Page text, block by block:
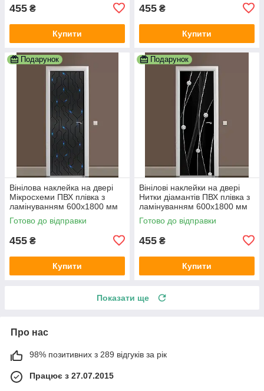
455 ₴
Купити
455 ₴
Купити
Подарунок
Вінілова наклейка на двері
Мікросхеми ПВХ плівка з
ламінуванням 600х1800 мм
Абстракція Чорний
Готово до відправки
455 ₴
Купити
Подарунок
Вінілові наклейки на двері
Нитки діамантів ПВХ плівка з
ламінуванням 600х1800 мм
Абстракція Чорний
Готово до відправки
455 ₴
Купити
Показати ще
Про нас
98% позитивних з 289 відгуків за рік
Працює з 27.07.2015